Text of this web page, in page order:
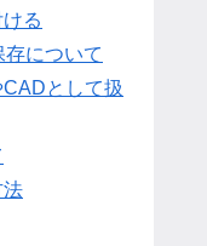
る
存について
として扱
法